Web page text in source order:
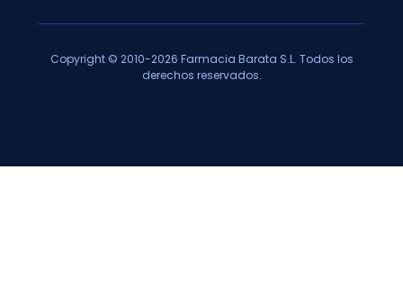
Copyright © 2010-2026 Farmacia Barata S.L. Todos los
derechos reservados.